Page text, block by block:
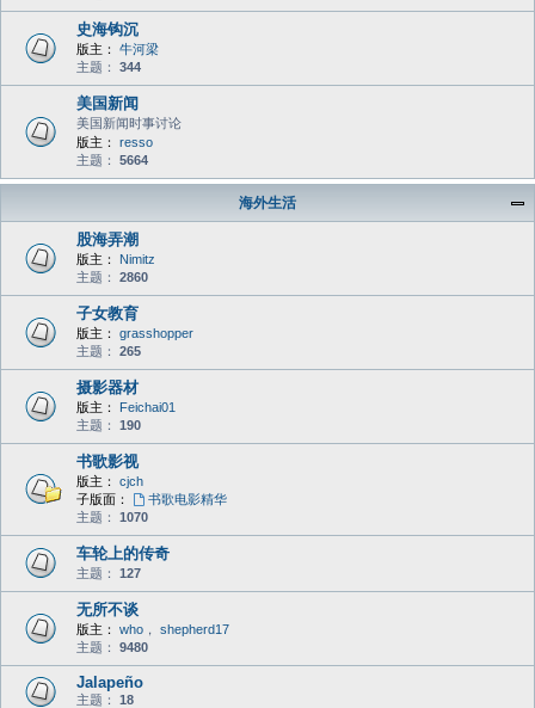
史海钩沉
版主：
牛河梁
主题： 344
美国新闻
美国新闻时事讨论
版主：
resso
主题： 5664
海外生活
股海弄潮
版主：
Nimitz
主题： 2860
子女教育
版主：
grasshopper
主题： 265
摄影器材
版主：
Feichai01
主题： 190
书歌影视
版主：
cjch
子版面：
书歌电影精华
主题： 1070
车轮上的传奇
主题： 127
无所不谈
版主： who ， shepherd17
主题： 9480
Jalapeño
主题： 18